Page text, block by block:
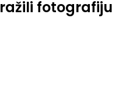
fotografiju